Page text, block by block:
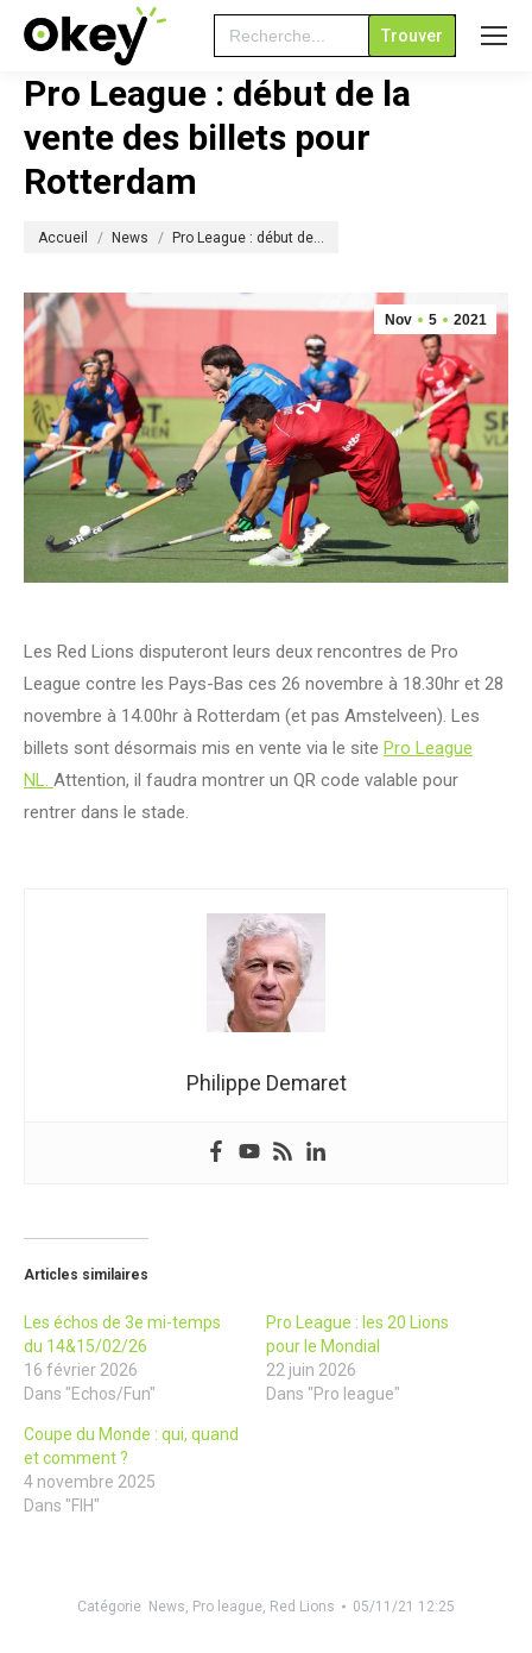
Search
for:
Pro League : début de la
vente des billets pour
Rotterdam
Accueil News Pro League : début de…
Nov 5 2021
Les Red Lions disputeront leurs deux rencontres de Pro
League contre les Pays-Bas ces 26 novembre à 18.30hr et 28
novembre à 14.00hr à Rotterdam (et pas Amstelveen). Les
billets sont désormais mis en vente via le site Pro League
NL. Attention, il faudra montrer un QR code valable pour
rentrer dans le stade.
Philippe Demaret
Articles similaires
Les échos de 3e mi-temps
du 14&15/02/26
16 février 2026
Dans "Echos/Fun"
Pro League : les 20 Lions
pour le Mondial
22 juin 2026
Dans "Pro league"
Coupe du Monde : qui, quand
et comment ?
4 novembre 2025
Dans "FIH"
Catégorie News, Pro league, Red Lions 05/11/21 12:25